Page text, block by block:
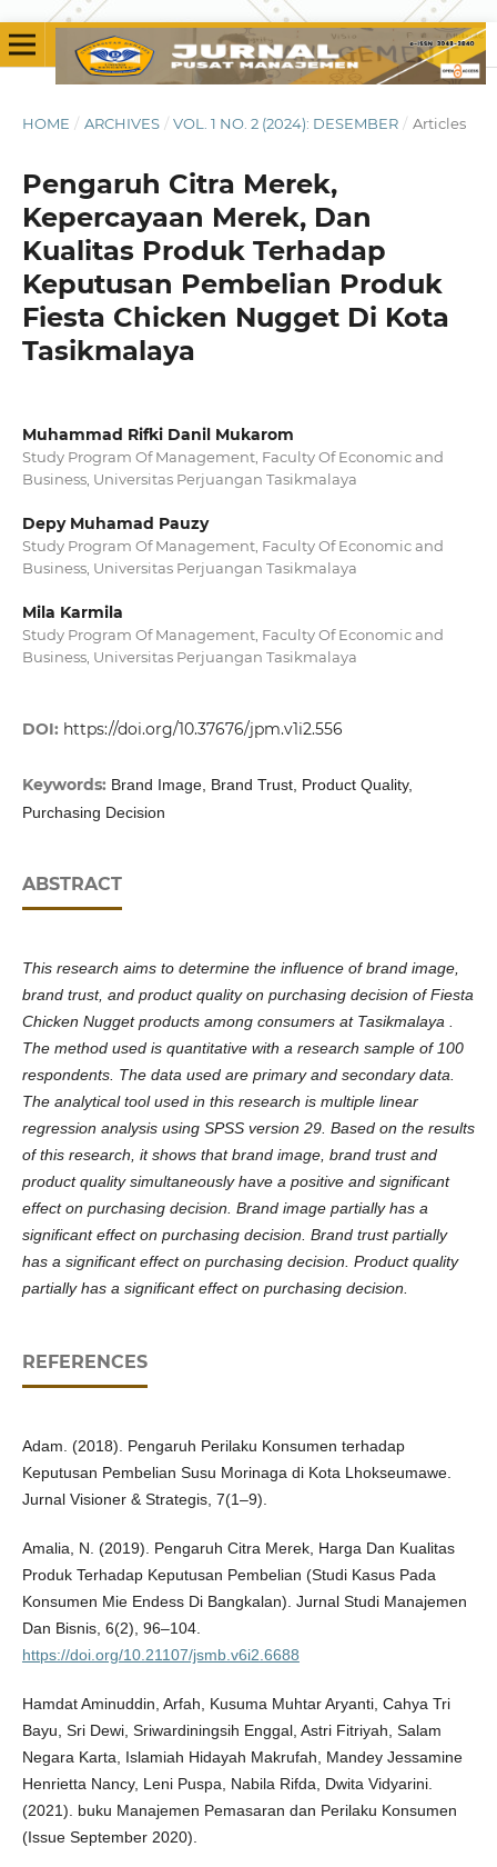
HOME / ARCHIVES / VOL. 1 NO. 2 (2024): DESEMBER / Articles
Pengaruh Citra Merek,
Kepercayaan Merek, Dan
Kualitas Produk Terhadap
Keputusan Pembelian Produk
Fiesta Chicken Nugget Di Kota
Tasikmalaya
Muhammad Rifki Danil Mukarom
Study Program Of Management, Faculty Of Economic and
Business, Universitas Perjuangan Tasikmalaya
Depy Muhamad Pauzy
Study Program Of Management, Faculty Of Economic and
Business, Universitas Perjuangan Tasikmalaya
Mila Karmila
Study Program Of Management, Faculty Of Economic and
Business, Universitas Perjuangan Tasikmalaya
DOI: https://doi.org/10.37676/jpm.v1i2.556
Keywords: Brand Image, Brand Trust, Product Quality,
Purchasing Decision
ABSTRACT
This research aims to determine the influence of brand image,
brand trust, and product quality on purchasing decision of Fiesta
Chicken Nugget products among consumers at Tasikmalaya .
The method used is quantitative with a research sample of 100
respondents. The data used are primary and secondary data.
The analytical tool used in this research is multiple linear
regression analysis using SPSS version 29. Based on the results
of this research, it shows that brand image, brand trust and
product quality simultaneously have a positive and significant
effect on purchasing decision. Brand image partially has a
significant effect on purchasing decision. Brand trust partially
has a significant effect on purchasing decision. Product quality
partially has a significant effect on purchasing decision.
REFERENCES
Adam. (2018). Pengaruh Perilaku Konsumen terhadap
Keputusan Pembelian Susu Morinaga di Kota Lhokseumawe.
Jurnal Visioner & Strategis, 7(1–9).
Amalia, N. (2019). Pengaruh Citra Merek, Harga Dan Kualitas
Produk Terhadap Keputusan Pembelian (Studi Kasus Pada
Konsumen Mie Endess Di Bangkalan). Jurnal Studi Manajemen
Dan Bisnis, 6(2), 96–104.
https://doi.org/10.21107/jsmb.v6i2.6688
Hamdat Aminuddin, Arfah, Kusuma Muhtar Aryanti, Cahya Tri
Bayu, Sri Dewi, Sriwardiningsih Enggal, Astri Fitriyah, Salam
Negara Karta, Islamiah Hidayah Makrufah, Mandey Jessamine
Henrietta Nancy, Leni Puspa, Nabila Rifda, Dwita Vidyarini.
(2021). buku Manajemen Pemasaran dan Perilaku Konsumen
(Issue September 2020).